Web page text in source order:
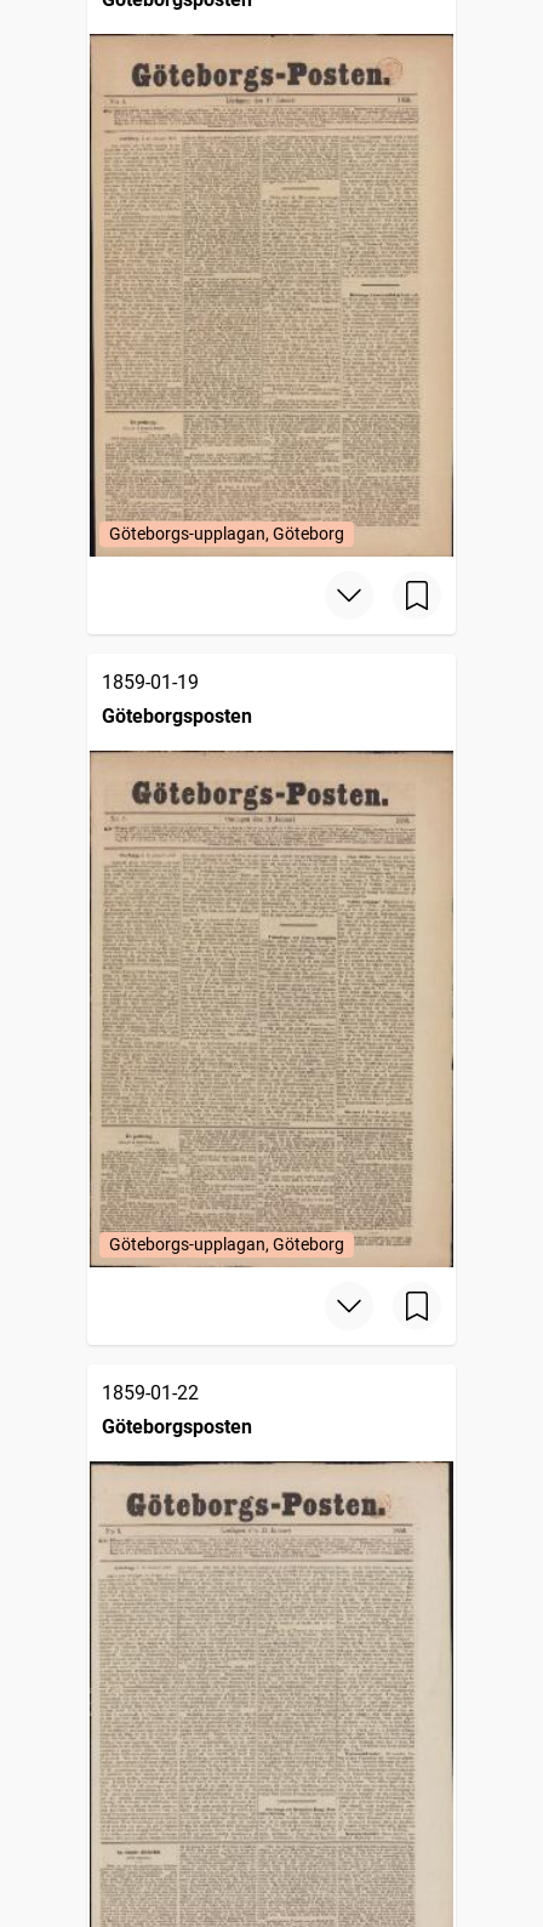
Göteborgs-upplagan, Göteborg
1859-01-19
Göteborgsposten
Göteborgs-upplagan, Göteborg
1859-01-22
Göteborgsposten